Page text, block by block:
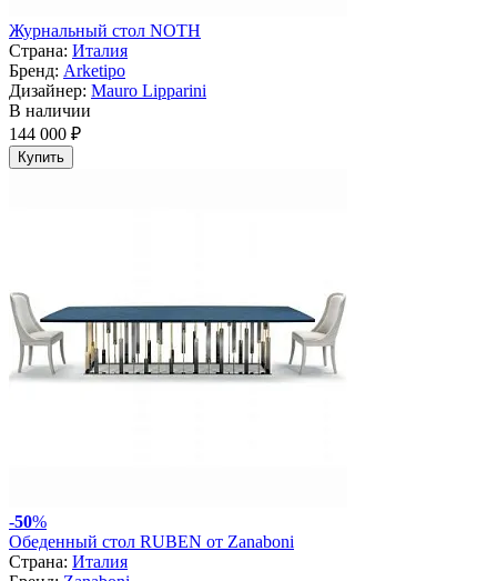
Журнальный стол NOTH
Страна: Италия
Бренд: Arketipo
Дизайнер: Mauro Lipparini
В наличии
144 000 ₽
Купить
-50%
Обеденный стол RUBEN от Zanaboni
Страна: Италия